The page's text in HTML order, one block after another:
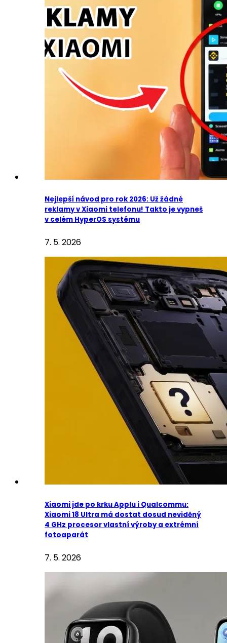
Nejlepší návod pro rok 2026: Už žádné
reklamy v Xiaomi telefonu! Takto je vypneš
v celém HyperOS systému
7. 5. 2026
Xiaomi jde po krku Applu i Qualcommu:
Xiaomi 18 Ultra má dostat dosud neviděný
4 GHz procesor vlastní výroby a extrémní
fotoaparát
7. 5. 2026